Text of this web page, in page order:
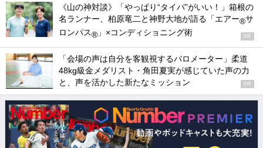
《山の神対談》「やっぱり“タイパ”がいい！」箱根の
名ランナー、柏原竜二と神野大地が語る「エアー®サ
ロンパス® 」×コンディショニング術 PR
「会場の声は自分を客観視するバロメーター」柔道
48kg級金メダリスト・角田夏実が感じていた声の力
と、声を活かした新たなミッション
PR